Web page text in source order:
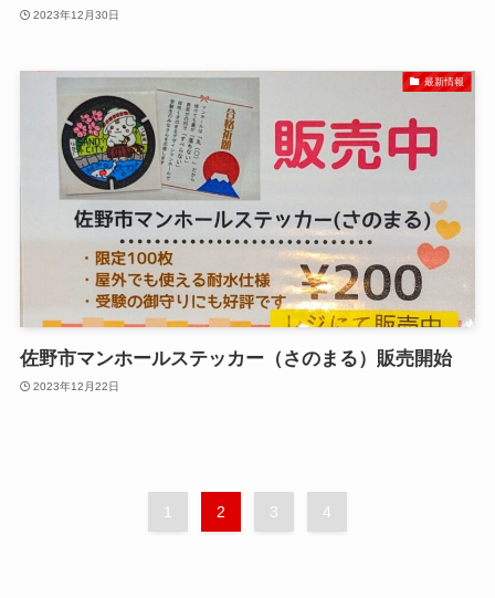
2023年12月30日
最新情報
佐野市マンホールステッカー（さのまる）販売開始
2023年12月22日
1 2 3 4